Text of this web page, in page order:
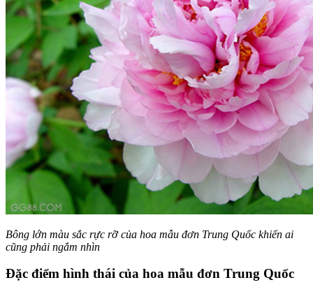
Bông lớn màu sắc rực rỡ của hoa mẫu đơn Trung Quốc khiến ai
cũng phải ngắm nhìn
Đặc điểm hình thái của hoa mẫu đơn Trung Quốc